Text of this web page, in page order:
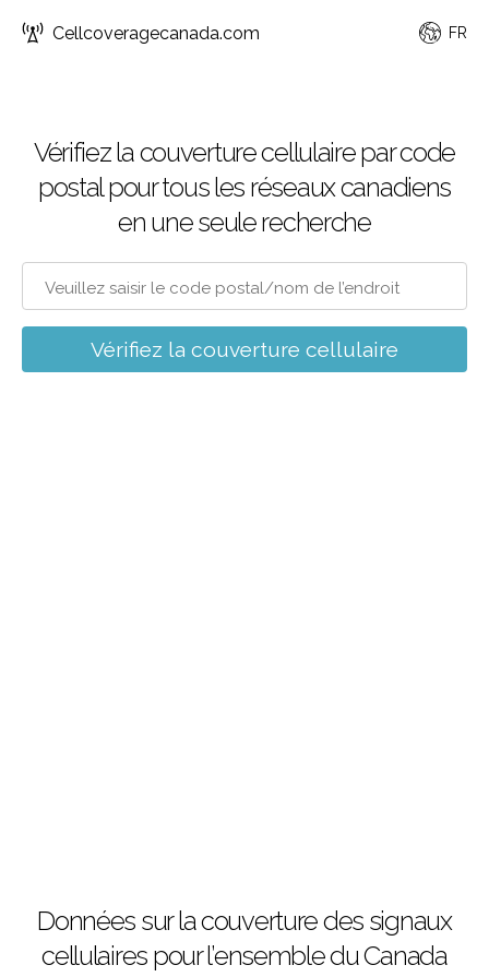
Cellcoveragecanada.com FR
Vérifiez la couverture cellulaire par code
postal pour tous les réseaux canadiens
en une seule recherche
Vérifiez la couverture cellulaire
Données sur la couverture des signaux
cellulaires pour l’ensemble du Canada